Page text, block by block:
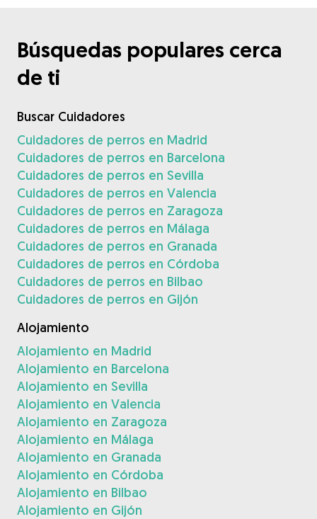
Búsquedas populares cerca
de ti
Buscar Cuidadores
Cuidadores de perros en Madrid
Cuidadores de perros en Barcelona
Cuidadores de perros en Sevilla
Cuidadores de perros en Valencia
Cuidadores de perros en Zaragoza
Cuidadores de perros en Málaga
Cuidadores de perros en Granada
Cuidadores de perros en Córdoba
Cuidadores de perros en Bilbao
Cuidadores de perros en Gijón
Alojamiento
Alojamiento en Madrid
Alojamiento en Barcelona
Alojamiento en Sevilla
Alojamiento en Valencia
Alojamiento en Zaragoza
Alojamiento en Málaga
Alojamiento en Granada
Alojamiento en Córdoba
Alojamiento en Bilbao
Alojamiento en Gijón